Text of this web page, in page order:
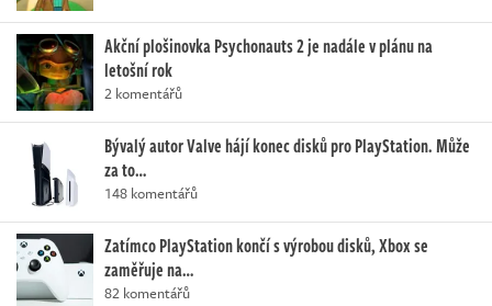
Akční plošinovka Psychonauts 2 je nadále v plánu na
letošní rok
2 komentářů
Bývalý autor Valve hájí konec disků pro PlayStation. Může
za to…
148 komentářů
Zatímco PlayStation končí s výrobou disků, Xbox se
zaměřuje na…
82 komentářů